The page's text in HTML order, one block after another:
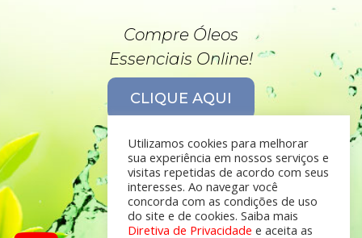
Compre Óleos
Essenciais Online!
CLIQUE AQUI
Utilizamos cookies para melhorar
sua experiência em nossos serviços e
visitas repetidas de acordo com seus
interesses. Ao navegar você
concorda com as condições de uso
do site e de cookies. Saiba mais
Diretiva de Privacidade e aceita as